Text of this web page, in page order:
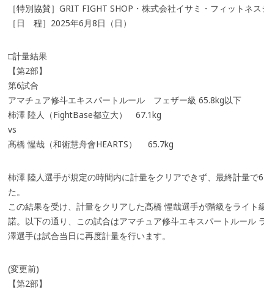
［特別協賛］GRIT FIGHT SHOP・株式会社イサミ・フィットネ
［日 程］2025年6月8日（日）
□計量結果
【第2部】
第6試合
アマチュア修斗エキスパートルール フェザー級 65.8kg以下
柿澤 陸人（FightBase都立大） 67.1kg
vs
髙橋 惺哉（和術慧舟會HEARTS） 65.7kg
柿澤 陸人選手が規定の時間内に計量をクリアできず、最終計量で
た。
この結果を受け、計量をクリアした髙橋 惺哉選手が階級をライ
諾。以下の通り、この試合はアマチュア修斗エキスパートルール
澤選手は試合当日に再度計量を行います。
(変更前)
【第2部】